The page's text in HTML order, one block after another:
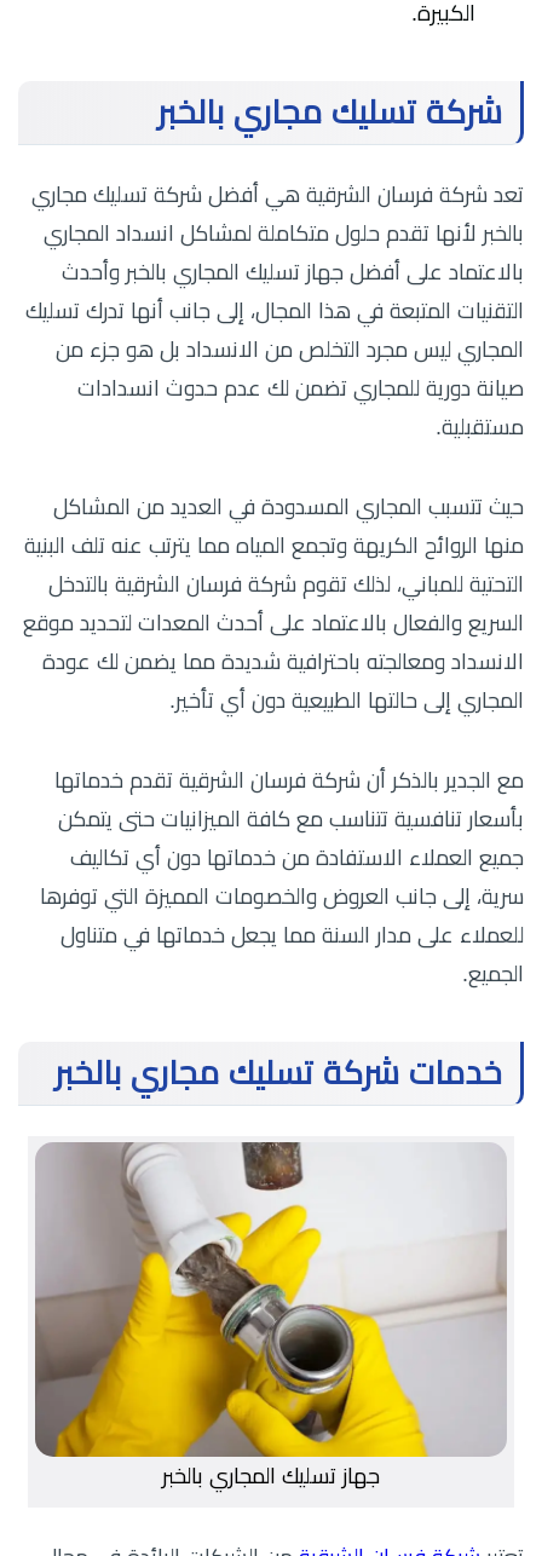
الكبيرة.
شركة تسليك مجاري بالخبر
تعد شركة فرسان الشرقية هي أفضل شركة تسليك مجاري
بالخبر لأنها تقدم حلول متكاملة لمشاكل انسداد المجاري
بالاعتماد على أفضل جهاز تسليك المجاري بالخبر وأحدث
التقنيات المتبعة في هذا المجال، إلى جانب أنها تدرك تسليك
المجاري ليس مجرد التخلص من الانسداد بل هو جزء من
صيانة دورية للمجاري تضمن لك عدم حدوث انسدادات
مستقبلية.
حيث تتسبب المجاري المسدودة في العديد من المشاكل
منها الروائح الكريهة وتجمع المياه مما يترتب عنه تلف البنية
التحتية للمباني، لذلك تقوم شركة فرسان الشرقية بالتدخل
السريع والفعال بالاعتماد على أحدث المعدات لتحديد موقع
الانسداد ومعالجته باحترافية شديدة مما يضمن لك عودة
المجاري إلى حالتها الطبيعية دون أي تأخير.
مع الجدير بالذكر أن شركة فرسان الشرقية تقدم خدماتها
بأسعار تنافسية تتناسب مع كافة الميزانيات حتى يتمكن
جميع العملاء الاستفادة من خدماتها دون أي تكاليف
سرية، إلى جانب العروض والخصومات المميزة التي توفرها
للعملاء على مدار السنة مما يجعل خدماتها في متناول
الجميع.
خدمات شركة تسليك مجاري بالخبر
جهاز تسليك المجاري بالخبر